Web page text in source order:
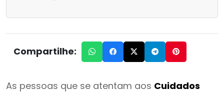
Compartilhe:
As pessoas que se atentam aos Cuidados